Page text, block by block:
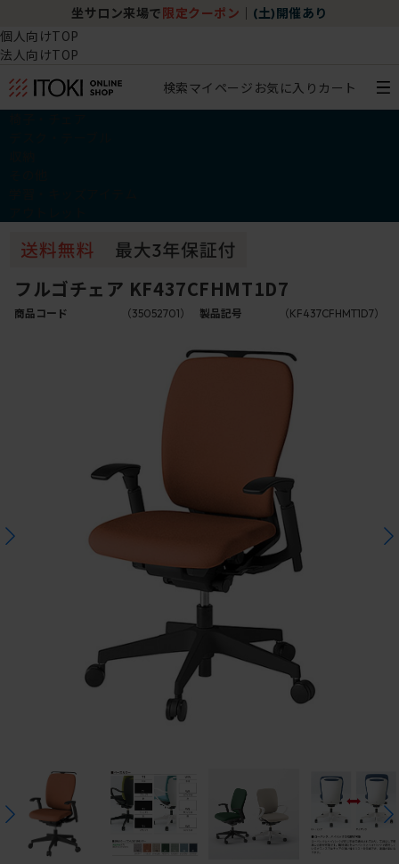
坐サロン来場で 限定クーポン (土)開催あり
個人向けTOP
法人向けTOP
検索マイページ お気に入り カート
フルゴチェア KF437CFHMT1D7
商品コード （35052701） 製品記号 （KF437CFHMT1D7）